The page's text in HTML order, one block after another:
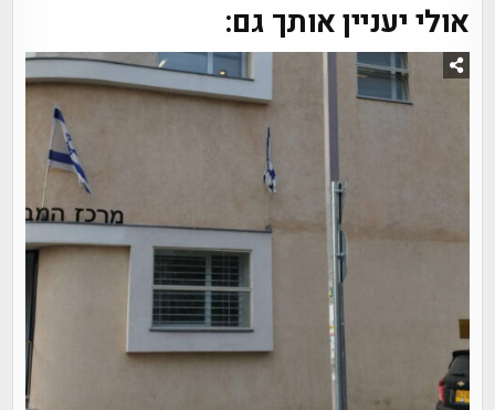
אולי יעניין אותך גם: